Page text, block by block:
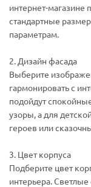
интернет-
стандартные
параметрам.
2. Дизайн фасада
Выберите
гармонировать с
подойдут
узоры, а для
героев или
3. Цвет корпуса
Подберите цвет
интерьера.